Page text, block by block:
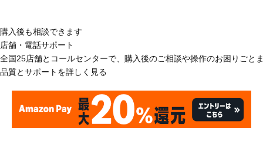
購入後も相談できます
店舗・電話サポート
全国25店舗とコールセンターで、購入後のご相談や操作のお困りごと
品質とサポートを詳しく見る